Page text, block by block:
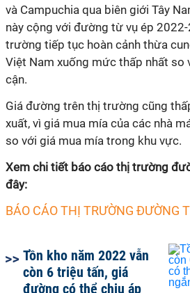
và Campuchia qua biên giới Tây
này cộng với đường từ vụ ép
trường tiếp tục hoàn cảnh thừa
Việt Nam xuống mức thấp nhất so
cận.
Giá đường trên thị trường cũng
xuất, vì giá mua mía của các nhà
so với giá mua mía trong khu vực.
Xem chi tiết báo cáo thị trường
đây:
BÁO CÁO THỊ TRƯỜNG ĐƯỜNG
Tồn kho năm 2022 vẫn
còn 6 triệu tấn, giá
đường có thể chịu áp